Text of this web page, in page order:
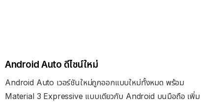
Android Auto ดีไซน์ใหม่
Android Auto เวอร์ชันใหม่ถูกออกแบบใหม่ทั้งหมด พร้อม
Material 3 Expressive แบบเดียวกับ Android บนมือถือ เพิ่ม